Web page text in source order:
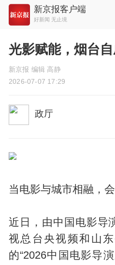
新京报客户端
好新闻 无止境
光影赋能，烟台
新京报 编辑 高静
2026-07-07 17:29
政厅
当电影与城市相融，
近日，由中国电影导
视总台央视频和山
的“2026中国电影导